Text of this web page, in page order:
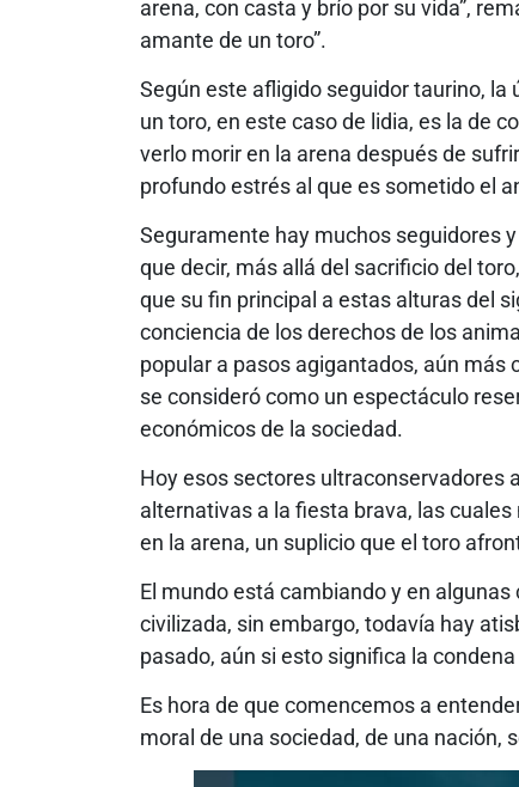
arena, con casta y brío por su vida”,
amante de un toro”.
Según este afligido seguidor taurino, la
un toro, en este caso de lidia, es la de
verlo morir en la arena después de
profundo estrés al que es sometido el
Seguramente hay muchos seguidores
que decir, más allá del sacrificio del
que su fin principal a estas alturas del
conciencia de los derechos de los
popular a pasos agigantados, aún
se consideró como un espectáculo
económicos de la sociedad.
Hoy esos sectores ultraconservadores
alternativas a la fiesta brava, las
en la arena, un suplicio que el toro
El mundo está cambiando y en
civilizada, sin embargo, todavía hay
pasado, aún si esto significa la
Es hora de que comencemos a
moral de una sociedad, de una nación,